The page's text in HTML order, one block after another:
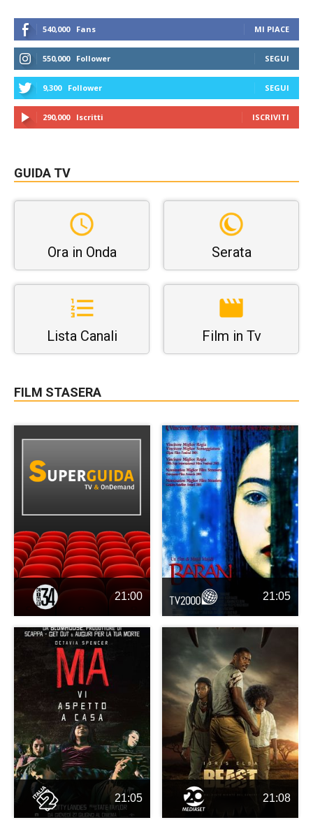
540,000 Fans MI PIACE
550,000 Follower SEGUI
9,300 Follower SEGUI
290,000 Iscritti ISCRIVITI
GUIDA TV
Ora in Onda Serata
Lista Canali Film in Tv
FILM STASERA
21:00 21:05
21:05 21:08